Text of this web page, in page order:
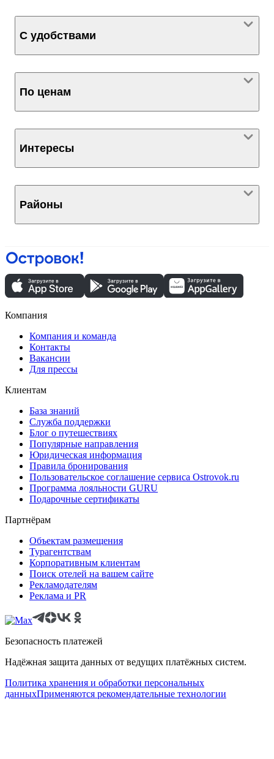
С удобствами
По ценам
Интересы
Районы
Компания
Компания и команда
Контакты
Вакансии
Для прессы
Клиентам
База знаний
Служба поддержки
Блог о путешествиях
Популярные направления
Юридическая информация
Правила бронирования
Пользовательское соглашение сервиса Ostrovok.ru
Программа лояльности GURU
Подарочные сертификаты
Партнёрам
Объектам размещения
Турагентствам
Корпоративным клиентам
Поиск отелей на вашем сайте
Рекламодателям
Реклама и PR
Безопасность платежей
Надёжная защита данных от ведущих платёжных систем.
Политика хранения и обработки персональных
данныхПрименяются рекомендательные технологии